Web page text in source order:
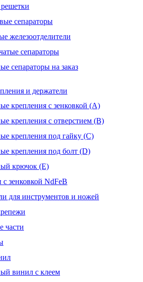
сепараторы
железоотделители
сепараторы
сепараторы на заказ
и держатели
крепления с зенковкой (А)
крепления с отверстием (В)
крепления под гайку (С)
крепления под болт (D)
крючок (Е)
зенковкой NdFeB
для инструментов и ножей
части
винил с клеем